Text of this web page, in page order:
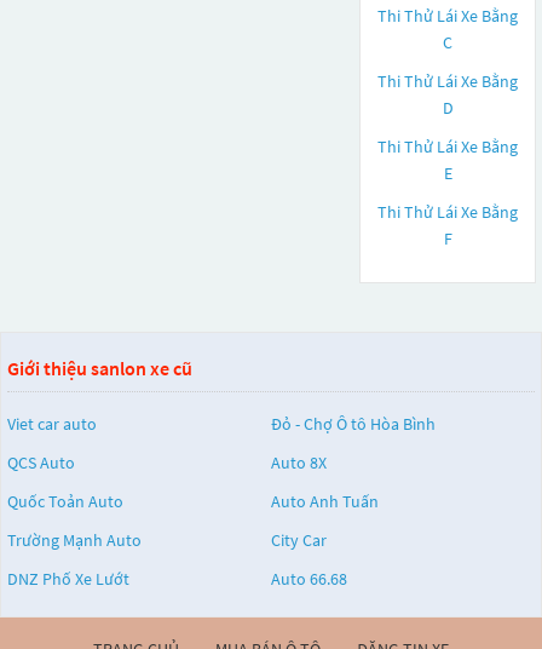
Thi Thử Lái Xe Bằng
C
Thi Thử Lái Xe Bằng
D
Thi Thử Lái Xe Bằng
E
Thi Thử Lái Xe Bằng
F
Giới thiệu sanlon xe cũ
Viet car auto
Đỏ - Chợ Ô tô Hòa Bình
QCS Auto
Auto 8X
Quốc Toản Auto
Auto Anh Tuấn
Trường Mạnh Auto
City Car
DNZ Phố Xe Lướt
Auto 66.68